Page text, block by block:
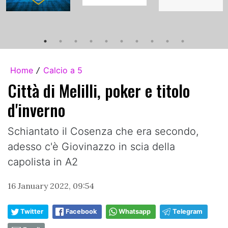
Home / Calcio a 5
Città di Melilli, poker e titolo
d'inverno
Schiantato il Cosenza che era secondo,
adesso c'è Giovinazzo in scia della
capolista in A2
16 January 2022, 09:54
Twitter Facebook Whatsapp Telegram